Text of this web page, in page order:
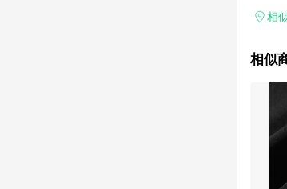
「草
面顯示
準。
贈點
紅包
相
相似